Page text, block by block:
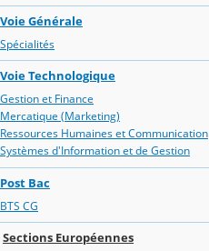
Voie Générale
Spécialités
Voie Technologique
Gestion et Finance
Mercatique (Marketing)
Ressources Humaines et Communication
Systèmes d'Information et de Gestion
Post Bac
BTS CG
Sections Européennes